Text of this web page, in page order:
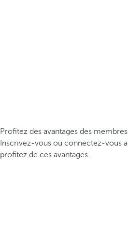
Profitez des avantages des
Inscrivez-vous ou connectez-vous
profitez de ces avantages.